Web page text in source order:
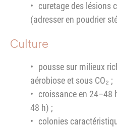
curetage des lésions
(adresser en poudrier
Culture
pousse sur milieux
aérobiose et sous CO₂ ;
croissance en 24–48
48 h) ;
colonies